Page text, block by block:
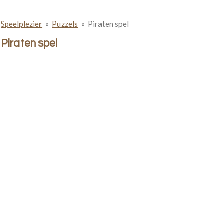
Speelplezier » Puzzels » Piraten spel
Piraten spel